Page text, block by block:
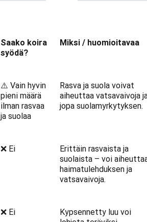
Saako koira
syödä?
Miksi / huomioitavaa
⚠️ Vain hyvin
pieni määrä
ilman rasvaa
ja suolaa
Rasva ja suola voivat
aiheuttaa vatsavaivoja
jopa suolamyrkytyksen.
❌ Ei
Erittäin rasvaista ja
suolaista – voi
haimatulehduksen ja
vatsavaivoja.
❌ Ei
Kypsennetty luu voi